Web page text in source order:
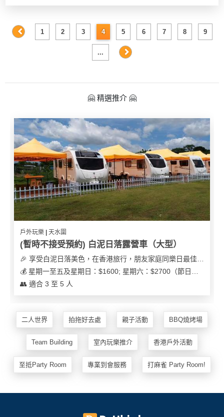
1 2 3 4 5 6 7 8 9
...
🤗 精選推介 🤗
戶外玩樂 | 天水圍
(暫時不接受預約) 白泥日落露營車（大型）
👥 適合 3 至 5 人
二人世界 拍拖好去處 親子活動 BBQ燒烤場
Team Building 室內玩樂推介 香港戶外活動
至抵Party Room 專業到會服務 打麻雀 Party Room!